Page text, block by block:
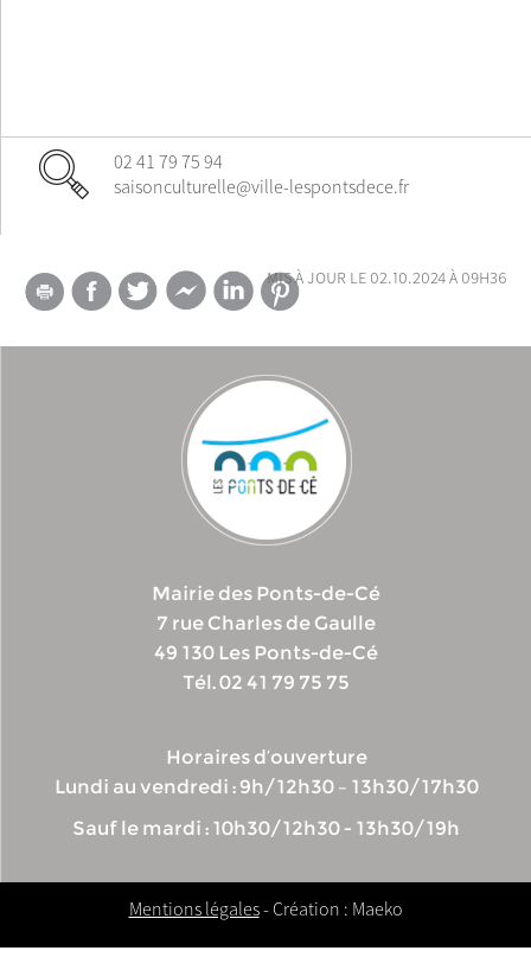
02 41 79 75 94
saisonculturelle@ville-lespontsdece.fr
mis à jour le 02.10.2024 à 09h36
Mairie des Ponts-de-Cé
7 rue Charles de Gaulle
49 130 Les Ponts-de-Cé
Tél. 02 41 79 75 75
Horaires d’ouverture
Lundi au vendredi : 9h/12h30 – 13h30/17h30
Sauf le mardi : 10h30/12h30 - 13h30/19h
Mentions légales- Création : Maeko